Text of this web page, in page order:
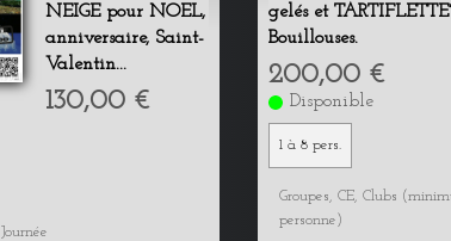
NEIGE pour NOEL,
anniversaire, Saint-
Valentin...
130,00 €
Journée
gelés et
Bouillouses.
200,00 €
Disponible
1 à 8 pers.
Groupes, CE, Clubs
personne)